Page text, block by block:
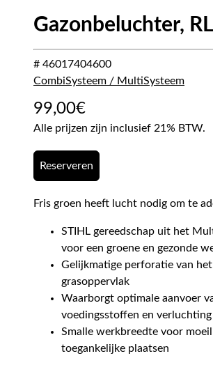
Gazonbeluchter,
# 46017404600
CombiSysteem / MultiSysteem
99,00€
Alle prijzen zijn inclusief 21% BTW.
Reserveren
Fris groen heeft lucht nodig om te
STIHL gereedschap uit het
voor een groene en gezonde
Gelijkmatige perforatie van het
grasoppervlak
Waarborgt optimale aanvoer
voedingsstoffen en verluchting
Smalle werkbreedte voor
toegankelijke plaatsen